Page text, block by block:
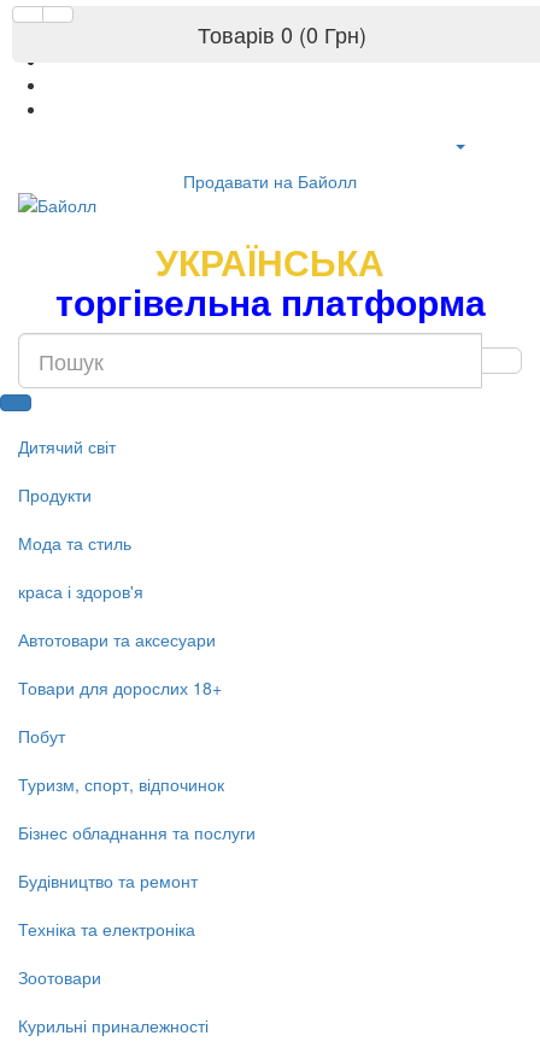
Продавати на Байолл
УКРАЇНСЬКА
торгівельна платформа
Товарів 0 (0 Грн)
Дитячий світ
Продукти
Мода та стиль
краса і здоров'я
Автотовари та аксесуари
Товари для дорослих 18+
Побут
Туризм, спорт, відпочинок
Бізнес обладнання та послуги
Будівництво та ремонт
Техніка та електроніка
Зоотовари
Курильні приналежності